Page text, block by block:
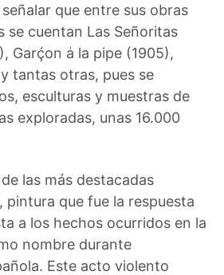
que entre sus obras
se cuentan Las Señoritas
Garḉon ẚ la pipe (1905),
tantas otras, pues se
esculturas y muestras de
exploradas, unas 16.000
las más destacadas
pintura que fue la respuesta
a los hechos ocurridos en la
nombre durante
Este acto violento